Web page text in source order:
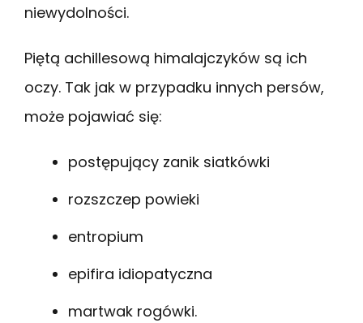
niewydolności.
Piętą achillesową himalajczyków są ich
oczy. Tak jak w przypadku innych persów,
może pojawiać się:
postępujący zanik siatkówki
rozszczep powieki
entropium
epifira idiopatyczna
martwak rogówki.